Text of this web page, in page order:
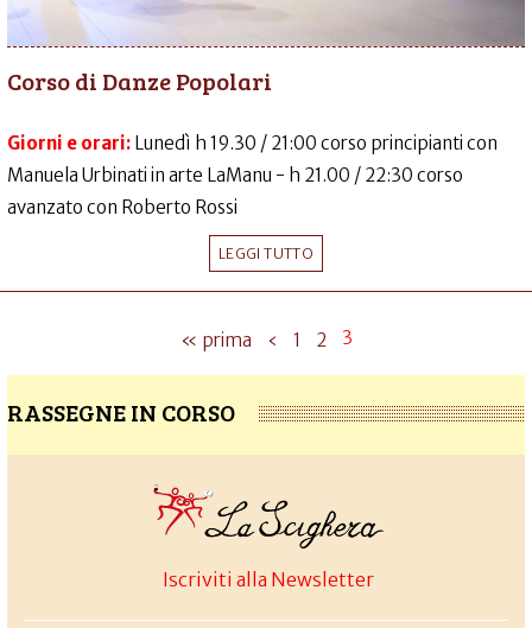
Corso di Danze Popolari
Giorni e orari: Lunedì h 19.30 / 21:00 corso principianti con
Manuela Urbinati in arte LaManu - h 21.00 / 22:30 corso
avanzato con Roberto Rossi
LEGGI TUTTO
« prima ‹ 1 2 3
RASSEGNE IN CORSO
Iscriviti alla Newsletter